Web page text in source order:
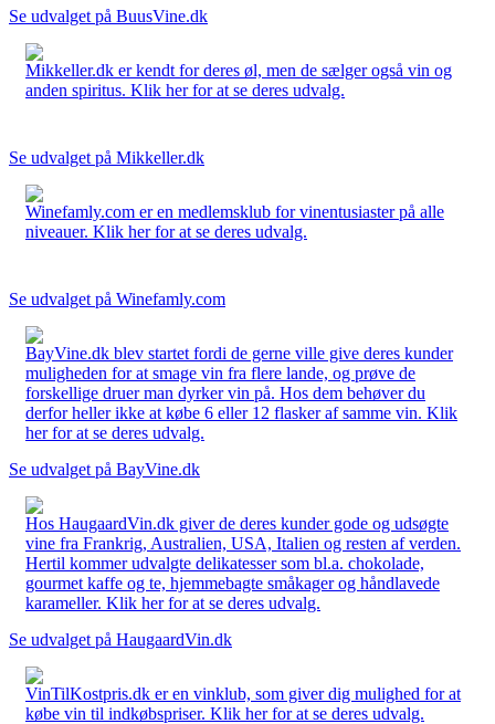
Se udvalget på BuusVine.dk
Mikkeller.dk er kendt for deres øl, men de sælger også vin og
anden spiritus. Klik her for at se deres udvalg.
Se udvalget på Mikkeller.dk
Winefamly.com er en medlemsklub for vinentusiaster på alle
niveauer. Klik her for at se deres udvalg.
Se udvalget på Winefamly.com
BayVine.dk blev startet fordi de gerne ville give deres kunder
muligheden for at smage vin fra flere lande, og prøve de
forskellige druer man dyrker vin på. Hos dem behøver du
derfor heller ikke at købe 6 eller 12 flasker af samme vin. Klik
her for at se deres udvalg.
Se udvalget på BayVine.dk
Hos HaugaardVin.dk giver de deres kunder gode og udsøgte
vine fra Frankrig, Australien, USA, Italien og resten af verden.
Hertil kommer udvalgte delikatesser som bl.a. chokolade,
gourmet kaffe og te, hjemmebagte småkager og håndlavede
karameller. Klik her for at se deres udvalg.
Se udvalget på HaugaardVin.dk
VinTilKostpris.dk er en vinklub, som giver dig mulighed for at
købe vin til indkøbspriser. Klik her for at se deres udvalg.